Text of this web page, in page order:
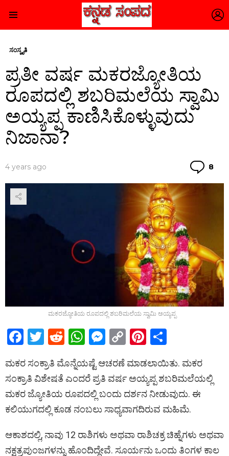
ಸಂಸ್ಕೃತಿ
ಪ್ರತೀ ವರ್ಷ ಮಕರಜ್ಯೋತಿಯ
ರೂಪದಲ್ಲಿ ಶಬರಿಮಲೆಯ ಸ್ವಾಮಿ
ಅಯ್ಯಪ್ಪ ಕಾಣಿಸಿಕೊಳ್ಳುವುದು
ನಿಜಾನಾ?
4 years ago 8
ಮಕರಜ್ಯೋತಿಯ ರೂಪದಲ್ಲಿ ಶಬರಿಮಲೆಯ ಸ್ವಾಮಿ ಅಯ್ಯಪ್ಪ
F
ce
b
o
o
k
T
tt
er
R
d
di
t
W
at
s
A
p
p
M
se
n
g
er
C
py
Li
n
k
Pi
er
es
t
ar
e
ಮಕರ ಸಂಕ್ರಾತಿ ಮೊನ್ನೆಯಷ್ಟೆ ಆಚರಣೆ ಮಾಡಲಾಯಿತು. ಮಕರ
ಸಂಕ್ರಾತಿ ವಿಶೇಷತೆ ಎಂದರೆ ಪ್ರತಿ ವರ್ಷ ಅಯ್ಯಪ್ಪ ಶಬರಿಮಲೆಯಲ್ಲಿ
ಮಕರ ಜ್ಯೋತಿಯ ರೂಪದಲ್ಲಿ ಬಂದು ದರ್ಶನ ನೀಡುವುದು. ಈ
ಕಲಿಯುಗದಲ್ಲಿ ಕೂಡ ನಂಬಲು ಸಾಧ್ಯವಾಗದಿರುವ ಮಹಿಮೆ.
ಆಕಾಶದಲ್ಲಿ, ನಾವು 12 ರಾಶಿಗಳು ಅಥವಾ ರಾಶಿಚಕ್ರ ಚಿಹ್ನೆಗಳು ಅಥವಾ
ನಕ್ಷತ್ರಪುಂಜಗಳನ್ನು ಹೊಂದಿದ್ದೇವೆ. ಸೂರ್ಯನು ಒಂದು ತಿಂಗಳ ಕಾಲ